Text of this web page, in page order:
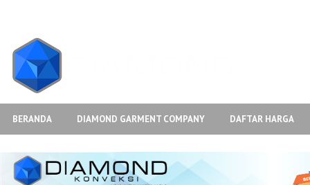
BERANDA DIAMOND GARMENT COMPANY DAFTAR HARGA